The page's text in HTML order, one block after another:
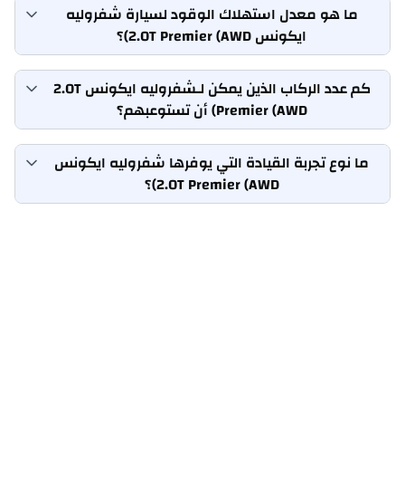
ما هو معدل استهلاك الوقود لسيارة شفروليه
ايكونس 2.0T Premier (AWD)؟
كم عدد الركاب الذين يمكن لـشفروليه ايكونس 2.0T
Premier (AWD) أن تستوعبهم؟
ما نوع تجربة القيادة التي يوفرها شفروليه ايكونس
2.0T Premier (AWD)؟